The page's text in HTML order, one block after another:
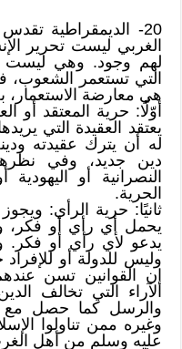
20- الديمقراطية
الغربي ليست تحرير
لهم وجود. وهي ليست
التي تستعمر الشعوب،
هي معارضة الاستعمار،
أوّلًا: حرية المعتقد أو
يعتقد العقيدة التي
له أن يترك عقيدته
دين جديد، وفي
النصرانية أو اليهودية
الحرية.
ثانيًا: حرية الرأي:
يحمل أي رأي أو فكر،
يدعو لأي رأي أو
وليس للدولة أو
إن القوانين تسن
الآراء التي تخالف
والرسل كما حصل مع
وغيره ممن تناولوا
عليه وسلم من أهل